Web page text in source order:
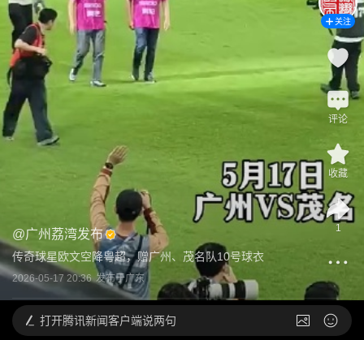
@广州荔湾发布
传奇球星欧文空降粤超，赠广州、茂名队10号球衣
2026-05-17 20:36 发布于广东
关注
评论
收藏
1
打开腾讯新闻客户端说两句